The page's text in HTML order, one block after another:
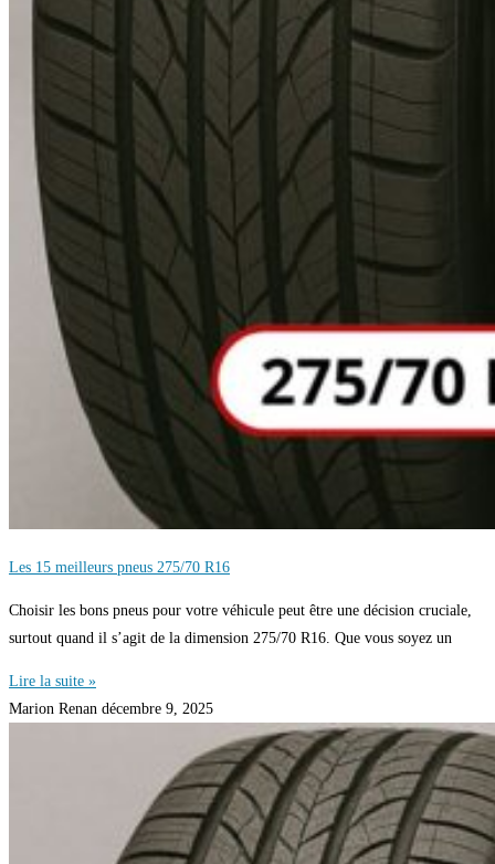
Les 15 meilleurs pneus 275/70 R16
Choisir les bons pneus pour votre véhicule peut être une décision cruciale,
surtout quand il s’agit de la dimension 275/70 R16. Que vous soyez un
Lire la suite »
Marion Renan décembre 9, 2025